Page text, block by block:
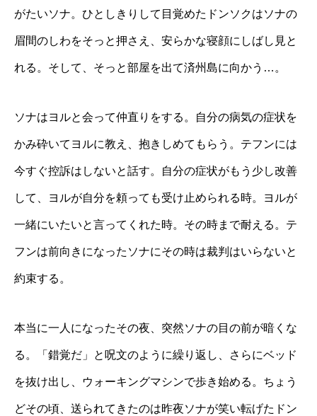
がたいソナ。ひとしきりして目覚めたドンソクはソナの
眉間のしわをそっと押さえ、安らかな寝顔にしばし見と
れる。そして、そっと部屋を出て済州島に向かう…。
ソナはヨルと会って仲直りをする。自分の病気の症状を
かみ砕いてヨルに教え、抱きしめてもらう。テフンには
今すぐ控訴はしないと話す。自分の症状がもう少し改善
して、ヨルが自分を頼っても受け止められる時。ヨルが
一緒にいたいと言ってくれた時。その時まで耐える。テ
フンは前向きになったソナにその時は裁判はいらないと
約束する。
本当に一人になったその夜、突然ソナの目の前が暗くな
る。「錯覚だ」と呪文のように繰り返し、さらにベッド
を抜け出し、ウォーキングマシンで歩き始める。ちょう
どその頃、送られてきたのは昨夜ソナが笑い転げたドン